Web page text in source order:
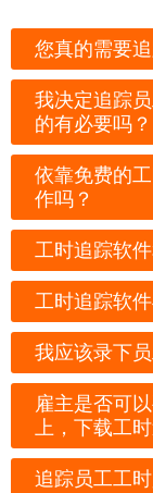
您真的需要
我决定追踪
的有必要吗？
依靠免费的
作吗？
工时追踪软
工时追踪软
我应该录下
雇主是否可
上，下载工
追踪员工工